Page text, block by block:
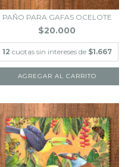
PAÑO PARA GAFAS OCELOTE
$20.000
12 cuotas sin intereses de $1.667